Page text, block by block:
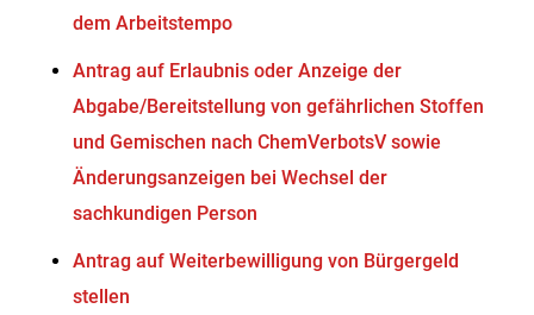
dem Arbeitstempo
Antrag auf Erlaubnis oder Anzeige der
Abgabe/Bereitstellung von gefährlichen Stoffen
und Gemischen nach ChemVerbotsV sowie
Änderungsanzeigen bei Wechsel der
sachkundigen Person
Antrag auf Weiterbewilligung von Bürgergeld
stellen